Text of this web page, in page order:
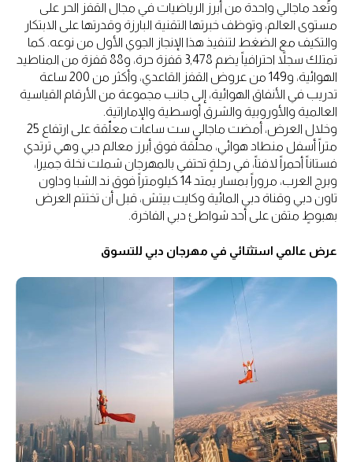
وتُعد ماجالي واحدة من أبرز الرياضيات في مجال القفز الحر على
مستوى العالم، وتوظف خبرتها التقنية البارزة وقدرتها على الابتكار
والتكيف مع الضغط لتنفيذ هذا الإنجاز الجوي الأول من نوعه. كما
تمتلك سجلاً احترافياً يضم 3,478 قفزة حرة، و88 قفزة من المناطيد
الهوائية، و149 من عروض القفز القاعدي، وأكثر من 200 ساعة
تدريب في الأنفاق الهوائية، إلى جانب مجموعة من الأرقام القياسية
العالمية والأوروبية والشرق أوسطية والإماراتية.
وخلال العرض، أمضت ماجالي ست ساعات معلّقة على ارتفاع 25
متراً أسفل منطاد هوائي، محلّقة فوق أبرز معالم دبي وهي ترتدي
فستاناً أحمراً لافتاً، في رحلةٍ تحتفي بالمهرجان شملت نخلة جميرا،
وبرج العرب، مروراً بمسار يمتد 14 كيلومتراً فوق ند الشبا وداون
تاون دبي وقناة دبي المائية وكايت بيتش، قبل أن تختتم العرض
بهبوطٍ متقن على أحد شواطئ دبي الفاخرة.
عرض عالمي استثنائي في مهرجان دبي للتسوق